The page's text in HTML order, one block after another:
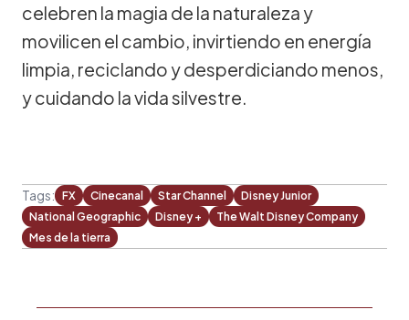
celebren la magia de la naturaleza y
movilicen el cambio, invirtiendo en energía
limpia, reciclando y desperdiciando menos,
y cuidando la vida silvestre.
Tags: FX Cinecanal Star Channel
Disney Junior
National Geographic
Disney +
The Walt Disney Company
Mes de la tierra